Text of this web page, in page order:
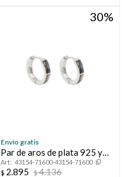
30
Envío gratis
Par de aros de plata 925 y
abalón.43154-71600-43154-71600
$ 2.895 $4.136